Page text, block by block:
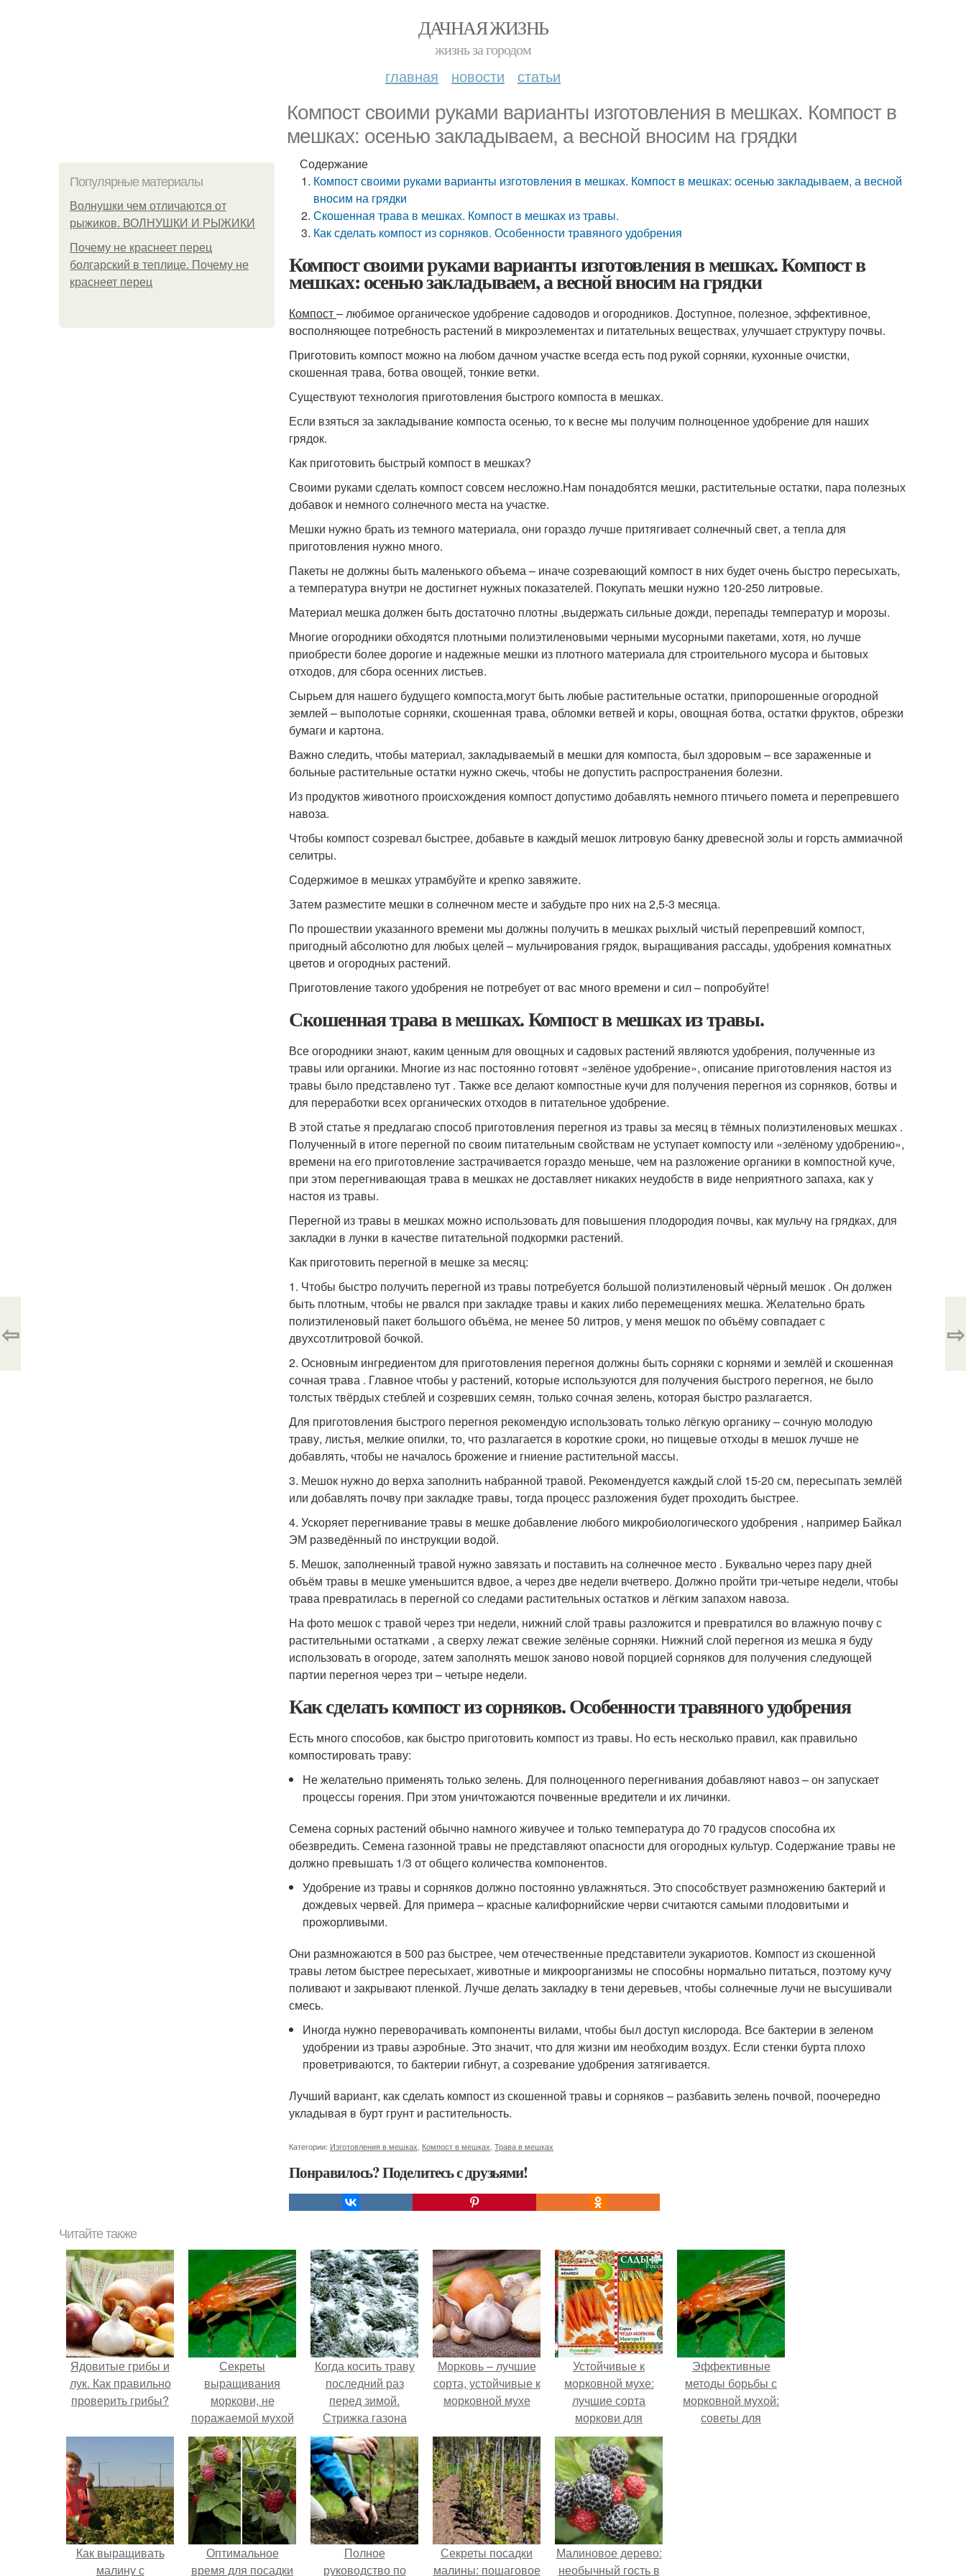
ДАЧНАЯ ЖИЗНЬ
жизнь за городом
главная новости статьи
Компост своими руками варианты изготовления в мешках. Компост в
мешках: осенью закладываем, а весной вносим на грядки
Популярные материалы
Волнушки чем отличаются от
рыжиков. ВОЛНУШКИ И РЫЖИКИ
Почему не краснеет перец
болгарский в теплице. Почему не
краснеет перец
Содержание
Компост своими руками варианты изготовления в мешках. Компост в мешках: осенью закладываем, а весной
вносим на грядки
Скошенная трава в мешках. Компост в мешках из травы.
Как сделать компост из сорняков. Особенности травяного удобрения
Компост своими руками варианты изготовления в мешках. Компост в
мешках: осенью закладываем, а весной вносим на грядки
Компост– любимое органическое удобрение садоводов и огородников. Доступное, полезное, эффективное,
восполняющее потребность растений в микроэлементах и питательных веществах, улучшает структуру почвы.
Приготовить компост можно на любом дачном участке всегда есть под рукой сорняки, кухонные очистки,
скошенная трава, ботва овощей, тонкие ветки.
Существуют технология приготовления быстрого компоста в мешках.
Если взяться за закладывание компоста осенью, то к весне мы получим полноценное удобрение для наших
грядок.
Как приготовить быстрый компост в мешках?
Своими руками сделать компост совсем несложно.Нам понадобятся мешки, растительные остатки, пара полезных
добавок и немного солнечного места на участке.
Мешки нужно брать из темного материала, они гораздо лучше притягивает солнечный свет, а тепла для
приготовления нужно много.
Пакеты не должны быть маленького объема – иначе созревающий компост в них будет очень быстро пересыхать,
а температура внутри не достигнет нужных показателей. Покупать мешки нужно 120-250 литровые.
Материал мешка должен быть достаточно плотны ,выдержать сильные дожди, перепады температур и морозы.
Многие огородники обходятся плотными полиэтиленовыми черными мусорными пакетами, хотя, но лучше
приобрести более дорогие и надежные мешки из плотного материала для строительного мусора и бытовых
отходов, для сбора осенних листьев.
Сырьем для нашего будущего компоста,могут быть любые растительные остатки, припорошенные огородной
землей – выполотые сорняки, скошенная трава, обломки ветвей и коры, овощная ботва, остатки фруктов, обрезки
бумаги и картона.
Важно следить, чтобы материал, закладываемый в мешки для компоста, был здоровым – все зараженные и
больные растительные остатки нужно сжечь, чтобы не допустить распространения болезни.
Из продуктов животного происхождения компост допустимо добавлять немного птичьего помета и перепревшего
навоза.
Чтобы компост созревал быстрее, добавьте в каждый мешок литровую банку древесной золы и горсть аммиачной
селитры.
Содержимое в мешках утрамбуйте и крепко завяжите.
Затем разместите мешки в солнечном месте и забудьте про них на 2,5-3 месяца.
По прошествии указанного времени мы должны получить в мешках рыхлый чистый перепревший компост,
пригодный абсолютно для любых целей – мульчирования грядок, выращивания рассады, удобрения комнатных
цветов и огородных растений.
Приготовление такого удобрения не потребует от вас много времени и сил – попробуйте!
Скошенная трава в мешках. Компост в мешках из травы.
Все огородники знают, каким ценным для овощных и садовых растений являются удобрения, полученные из
травы или органики. Многие из нас постоянно готовят «зелёное удобрение», описание приготовления настоя из
травы было представлено тут . Также все делают компостные кучи для получения перегноя из сорняков, ботвы и
для переработки всех органических отходов в питательное удобрение.
В этой статье я предлагаю способ приготовления перегноя из травы за месяц в тёмных полиэтиленовых мешках .
Полученный в итоге перегной по своим питательным свойствам не уступает компосту или «зелёному удобрению»,
времени на его приготовление застрачивается гораздо меньше, чем на разложение органики в компостной куче,
при этом перегнивающая трава в мешках не доставляет никаких неудобств в виде неприятного запаха, как у
настоя из травы.
Перегной из травы в мешках можно использовать для повышения плодородия почвы, как мульчу на грядках, для
закладки в лунки в качестве питательной подкормки растений.
Как приготовить перегной в мешке за месяц:
1. Чтобы быстро получить перегной из травы потребуется большой полиэтиленовый чёрный мешок . Он должен
быть плотным, чтобы не рвался при закладке травы и каких либо перемещениях мешка. Желательно брать
полиэтиленовый пакет большого объёма, не менее 50 литров, у меня мешок по объёму совпадает с
двухсотлитровой бочкой.
2. Основным ингредиентом для приготовления перегноя должны быть сорняки с корнями и землёй и скошенная
сочная трава . Главное чтобы у растений, которые используются для получения быстрого перегноя, не было
толстых твёрдых стеблей и созревших семян, только сочная зелень, которая быстро разлагается.
Для приготовления быстрого перегноя рекомендую использовать только лёгкую органику – сочную молодую
траву, листья, мелкие опилки, то, что разлагается в короткие сроки, но пищевые отходы в мешок лучше не
добавлять, чтобы не началось брожение и гниение растительной массы.
3. Мешок нужно до верха заполнить набранной травой. Рекомендуется каждый слой 15-20 см, пересыпать землёй
или добавлять почву при закладке травы, тогда процесс разложения будет проходить быстрее.
4. Ускоряет перегнивание травы в мешке добавление любого микробиологического удобрения , например Байкал
ЭМ разведённый по инструкции водой.
5. Мешок, заполненный травой нужно завязать и поставить на солнечное место . Буквально через пару дней
объём травы в мешке уменьшится вдвое, а через две недели вчетверо. Должно пройти три-четыре недели, чтобы
трава превратилась в перегной со следами растительных остатков и лёгким запахом навоза.
На фото мешок с травой через три недели, нижний слой травы разложится и превратился во влажную почву с
растительными остатками , а сверху лежат свежие зелёные сорняки. Нижний слой перегноя из мешка я буду
использовать в огороде, затем заполнять мешок заново новой порцией сорняков для получения следующей
партии перегноя через три – четыре недели.
Как сделать компост из сорняков. Особенности травяного удобрения
Есть много способов, как быстро приготовить компост из травы. Но есть несколько правил, как правильно
компостировать траву:
Не желательно применять только зелень. Для полноценного перегнивания добавляют навоз – он запускает
процессы горения. При этом уничтожаются почвенные вредители и их личинки.
Семена сорных растений обычно намного живучее и только температура до 70 градусов способна их
обезвредить. Семена газонной травы не представляют опасности для огородных культур. Содержание травы не
должно превышать 1/3 от общего количества компонентов.
Удобрение из травы и сорняков должно постоянно увлажняться. Это способствует размножению бактерий и
дождевых червей. Для примера – красные калифорнийские черви считаются самыми плодовитыми и
прожорливыми.
Они размножаются в 500 раз быстрее, чем отечественные представители эукариотов. Компост из скошенной
травы летом быстрее пересыхает, животные и микроорганизмы не способны нормально питаться, поэтому кучу
поливают и закрывают пленкой. Лучше делать закладку в тени деревьев, чтобы солнечные лучи не высушивали
смесь.
Иногда нужно переворачивать компоненты вилами, чтобы был доступ кислорода. Все бактерии в зеленом
удобрении из травы аэробные. Это значит, что для жизни им необходим воздух. Если стенки бурта плохо
проветриваются, то бактерии гибнут, а созревание удобрения затягивается.
Лучший вариант, как сделать компост из скошенной травы и сорняков – разбавить зелень почвой, поочередно
укладывая в бурт грунт и растительность.
Категории: Изготовления в мешках Компост в мешках Трава в мешках
Понравилось? Поделитесь с друзьями!
⇦ ⇨
Читайте также
Ядовитые грибы и
лук. Как правильно
проверить грибы?
Секреты
выращивания
моркови, не
поражаемой мухой
Когда косить траву
последний раз
перед зимой.
Стрижка газона
последний раз
осенью
Морковь – лучшие
сорта, устойчивые к
морковной мухе
Устойчивые к
морковной мухе:
лучшие сорта
моркови для
Подмосковья
Эффективные
методы борьбы с
морковной мухой:
советы для
Как выращивать
малину с
Оптимальное
время для посадки
Полное
руководство по
Секреты посадки
малины: пошаговое
Малиновое дерево:
необычный гость в